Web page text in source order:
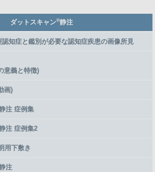
ダットスキャン®静注
認知症と鑑別が必要な認知症疾患の画像所見
意義と特徴)
画)
注 症例集
注 症例集2
用下敷き
注